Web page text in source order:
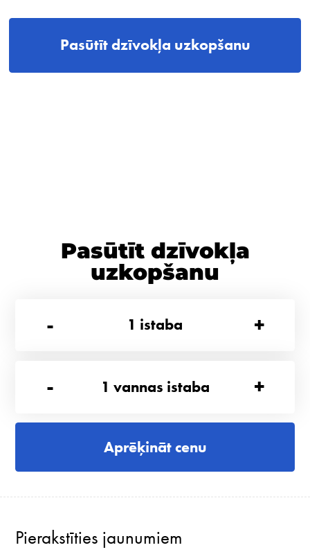
Pasūtīt dzīvokļa uzkopšanu
Pasūtīt dzīvokļa
uzkopšanu
-
1 istaba +
- 1 vannas istaba +
Aprēķināt cenu
Pierakstīties jaunumiem